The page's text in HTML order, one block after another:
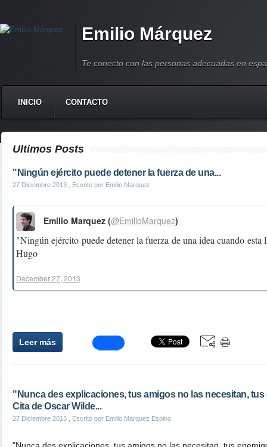
Emilio Márquez
Te conecto con las personas adecuadas en
INICIO CONTACTO
Ultimos Posts
"Ningún ejército puede detener la fuerza de una...
27 Diciembre 2013 , Escrito por Emilio Marquez
"Ningún ejército puede detener la fuerza de una idea cuando
Hugo
Emilio Marquez (@EmilioMarquez)
December 27, 2013
Leer más
"Nunca des explicaciones, tus amigos no las necesitan,
Cita de Oscar Wilde...
27 Diciembre 2013 , Escrito por Emilio Marquez Espino